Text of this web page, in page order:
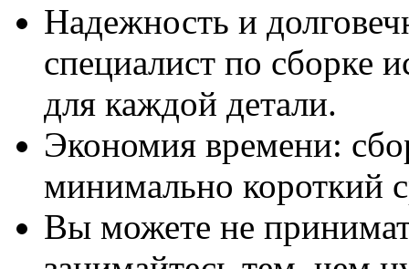
Надежность и
специалист по сборке
для каждой детали.
Экономия времени:
минимально короткий
Вы можете не